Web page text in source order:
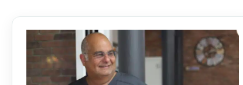
Unser Blog